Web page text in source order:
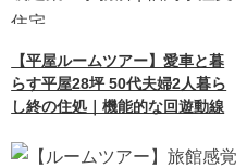
【平屋ルームツアー】愛車と暮
らす平屋28坪 50代夫婦2人暮ら
し終の住処｜機能的な回遊動線